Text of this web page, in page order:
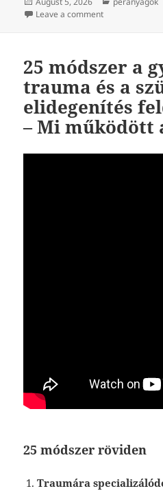
on
Leave a commenton Az anya
25 módszer a
trauma és a
elidegenítés
– Mi működött
25 módszer röviden
Traumára